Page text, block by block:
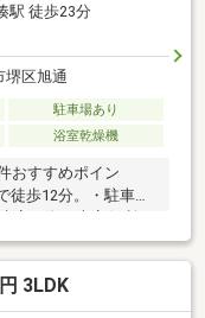
駅 徒歩23分
堺区旭通
駐車場あり
浴室乾燥機
おすすめポイン
歩12分。・駐車ス
客の際も大変便利で
と風通し良好です
・少林寺小学校…徒
ート…徒歩7分・スー
ウスフリーダムは
3LDK